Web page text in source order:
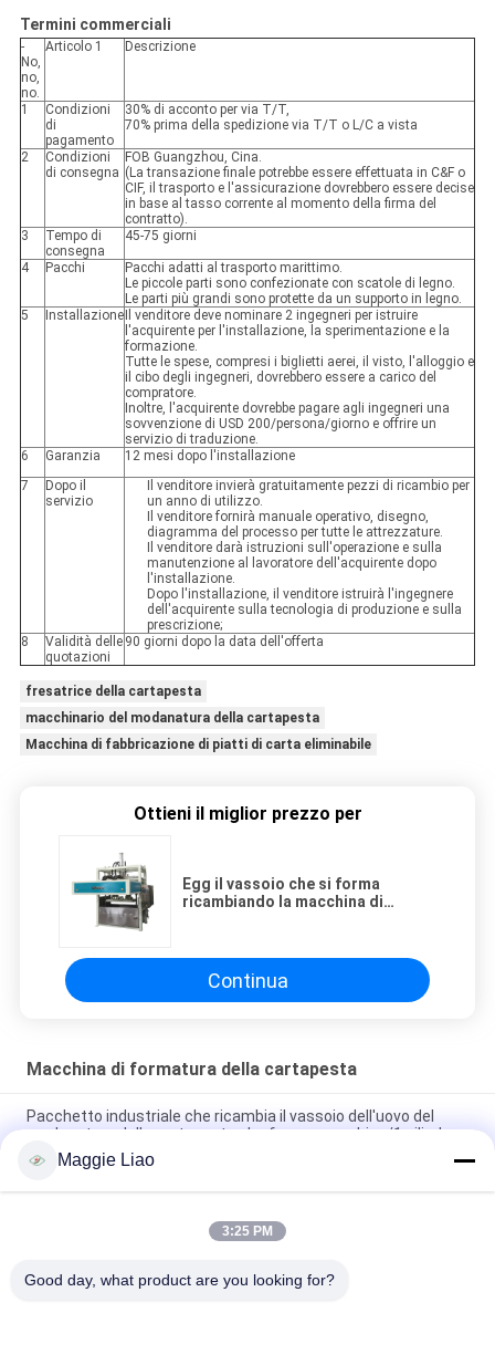
Termini commerciali
-
No,
no,
no.
Articolo 1 Descrizione
1
Condizioni
di
pagamento
30% di acconto per via T/T,
70% prima della spedizione via T/T o L/C a vista
2
Condizioni
di consegna
FOB Guangzhou, Cina.
(La transazione finale potrebbe essere effettuata in C&F o
CIF, il trasporto e l'assicurazione dovrebbero essere decise
in base al tasso corrente al momento della firma del
contratto).
3
Tempo di
consegna
45-75 giorni
4 Pacchi
Pacchi adatti al trasporto marittimo.
Le piccole parti sono confezionate con scatole di legno.
Le parti più grandi sono protette da un supporto in legno.
5
Installazione Il venditore deve nominare 2 ingegneri per istruire
l'acquirente per l'installazione, la sperimentazione e la
formazione.
Tutte le spese, compresi i biglietti aerei, il visto, l'alloggio e
il cibo degli ingegneri, dovrebbero essere a carico del
compratore.
Inoltre, l'acquirente dovrebbe pagare agli ingegneri una
sovvenzione di USD 200/persona/giorno e offrire un
servizio di traduzione.
6
Garanzia
12 mesi dopo l'installazione
7
Dopo il
servizio
Il venditore invierà gratuitamente pezzi di ricambio per
un anno di utilizzo.
Il venditore fornirà manuale operativo, disegno,
diagramma del processo per tutte le attrezzature.
Il venditore darà istruzioni sull'operazione e sulla
manutenzione al lavoratore dell'acquirente dopo
l'installazione.
Dopo l'installazione, il venditore istruirà l'ingegnere
dell'acquirente sulla tecnologia di produzione e sulla
prescrizione;
8
Validità delle
quotazioni
90 giorni dopo la data dell'offerta
fresatrice della cartapesta
macchinario del modanatura della cartapesta
Macchina di fabbricazione di piatti di carta eliminabile
Ottieni il miglior prezzo per
Egg il vassoio che si forma
ricambiando la macchina di
Continua
Macchina di formatura della cartapesta
Pacchetto industriale che ricambia il vassoio dell'uovo del
modanatura della cartapesta che forma macchina/1 cilindro
cartapesta semiautomatica eliminabile
Polpa che modella la mini muffa integrante/prodotto di prova
Maggie Liao
3:25 PM
Good day, what product are you looking for?